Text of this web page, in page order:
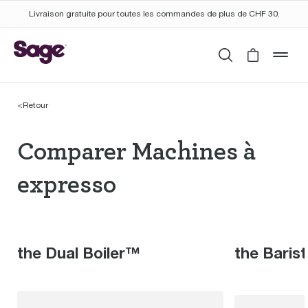
Livraison gratuite pour toutes les commandes de plus de CHF 30.
Rechercher
Cart is
<Retour
Comparer
Comparer Machines à
expresso
the Dual Boiler™ the